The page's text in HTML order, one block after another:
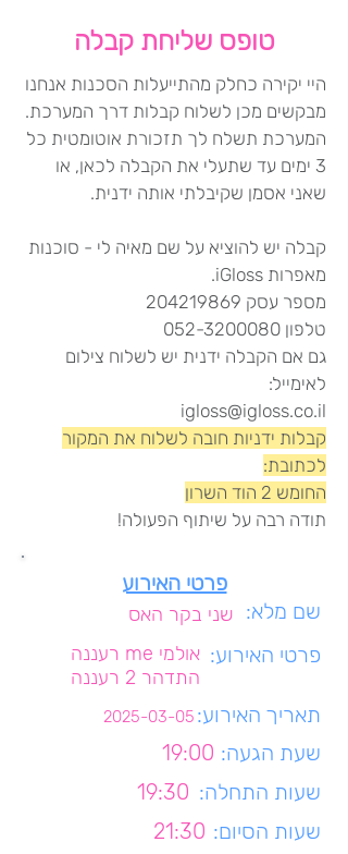
טופס שליחת קבלה
היי יקירה כחלק מהתייעלות הסכנות אנחנו
מבקשים מכן לשלוח קבלות דרך המערכת.
המערכת תשלח לך תזכורת אוטומטית כל
3 ימים עד שתעלי את הקבלה לכאן, או
שאני אסמן שקיבלתי אותה ידנית.
קבלה יש להוציא על שם מאיה לי - סוכנות
מאפרות iGloss.
מספר עסק 204219869
טלפון 052-3200080
גם אם הקבלה ידנית יש לשלוח צילום
לאימייל:
igloss@igloss.co.il
קבלות ידניות חובה לשלוח את המקור
לכתובת:
החומש 2 הוד השרון
תודה רבה על שיתוף הפעולה!
פרטי האירוע
שני בקר האס שם מלא:
אולמי me רעננה
התדהר 2 רעננה
פרטי האירוע:
2025-03-05 תאריך האירוע:
19:00 שעת הגעה:
19:30 שעות התחלה:
21:30 שעות הסיום: